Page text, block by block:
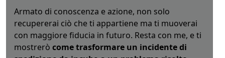
Armato di conoscenza e azione, non solo
recupererai ciò che ti appartiene ma ti muoverai
con maggiore fiducia in futuro. Resta con me, e ti
mostrerò come trasformare un incidente di